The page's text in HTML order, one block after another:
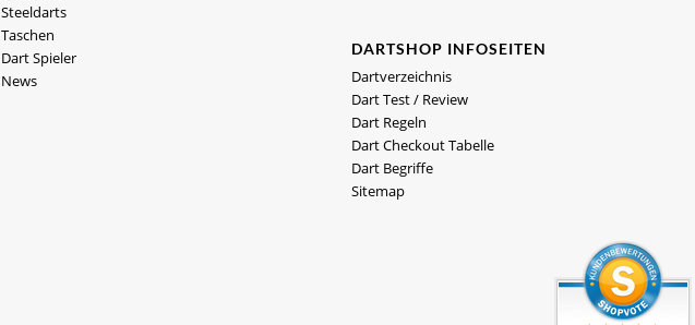
Steeldarts
Taschen
Dart Spieler
News
DARTSHOP INFOSEITEN
Dartverzeichnis
Dart Test / Review
Dart Regeln
Dart Checkout Tabelle
Dart Begriffe
Sitemap